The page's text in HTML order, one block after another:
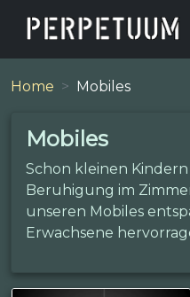
Home Mobiles
Mobiles
Schon kleinen
Beruhigung im
unseren Mobiles
Erwachsene